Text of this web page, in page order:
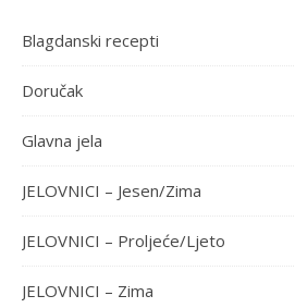
Blagdanski recepti
Doručak
Glavna jela
JELOVNICI – Jesen/Zima
JELOVNICI – Proljeće/Ljeto
JELOVNICI – Zima